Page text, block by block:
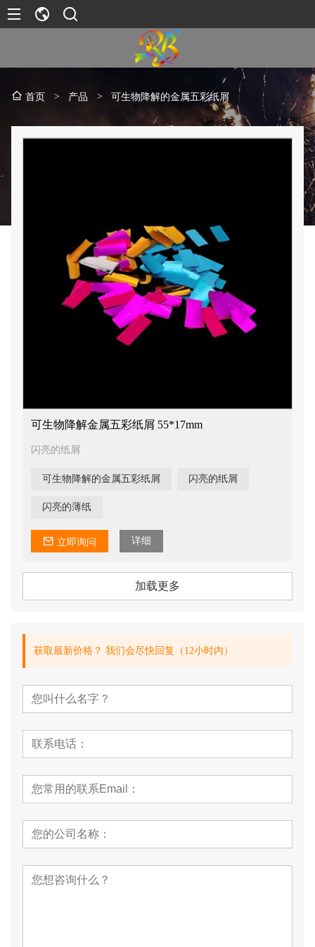
首页 > 产品 > 可生物降解的金属五彩纸屑
可生物降解金属五彩纸屑 55*17mm
闪亮的纸屑
可生物降解的金属五彩纸屑 闪亮的纸屑
闪亮的薄纸
立即询问 详细
加载更多
获取最新价格？ 我们会尽快回复（12小时内）